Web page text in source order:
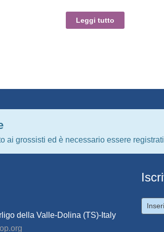
Leggi tutto
ai grossisti ed è necessario essere
della Valle-Dolina (TS)-Italy